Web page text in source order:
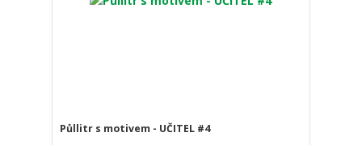
Půllitr s motivem - UČITEL #4